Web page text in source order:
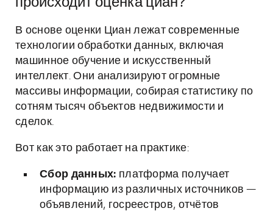
В основе оценки Циан лежат современные
технологии обработки данных, включая
машинное обучение и искусственный
интеллект. Они анализируют огромные
массивы информации, собирая статистику по
сотням тысяч объектов недвижимости и
сделок.
Вот как это работает на практике:
Сбор данных: платформа получает
информацию из различных источников —
объявлений, госреестров, отчётов